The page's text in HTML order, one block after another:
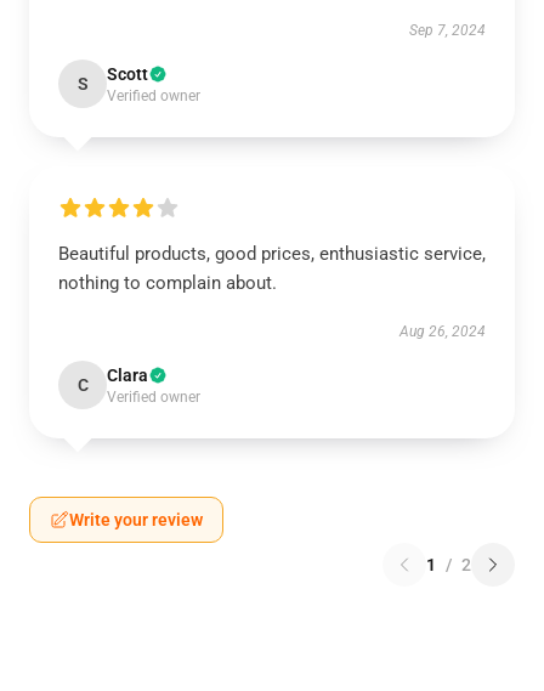
Sep 7, 2024
S Scott
Verified owner
Beautiful products, good prices, enthusiastic service,
nothing to complain about.
Aug 26, 2024
C Clara
Verified owner
Write your review
1 / 2